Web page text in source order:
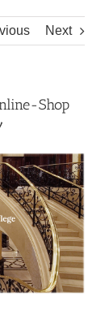
Next
Shop